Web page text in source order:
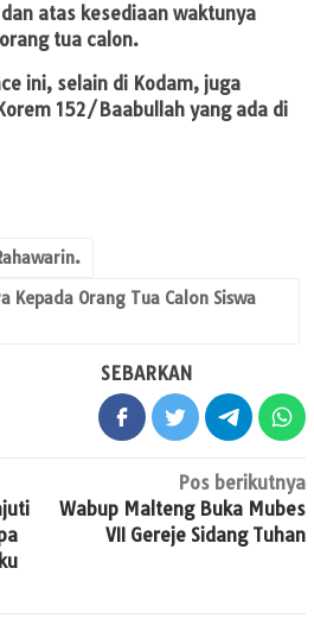
atas kesediaan waktunya
tua calon.
ini, selain di Kodam, juga
152/Baabullah yang ada di
Kepada Orang Tua Calon Siswa
SEBARKAN
Pos berikutnya
Wabup Malteng Buka Mubes
VII Gereje Sidang Tuhan